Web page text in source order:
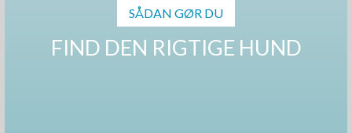
SÅDAN GØR DU
FIND DEN RIGTIGE HUND